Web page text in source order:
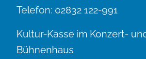
Telefon: 02832 122-991
Kultur-Kasse im Konzert-
Bühnenhaus